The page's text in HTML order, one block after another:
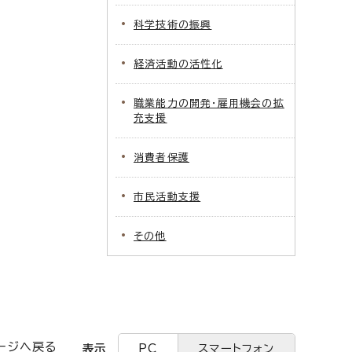
科学技術の振興
経済活動の活性化
職業能力の開発・雇用機会の拡
充支援
消費者保護
市民活動支援
その他
ジへ戻る 表示 PC スマートフォン